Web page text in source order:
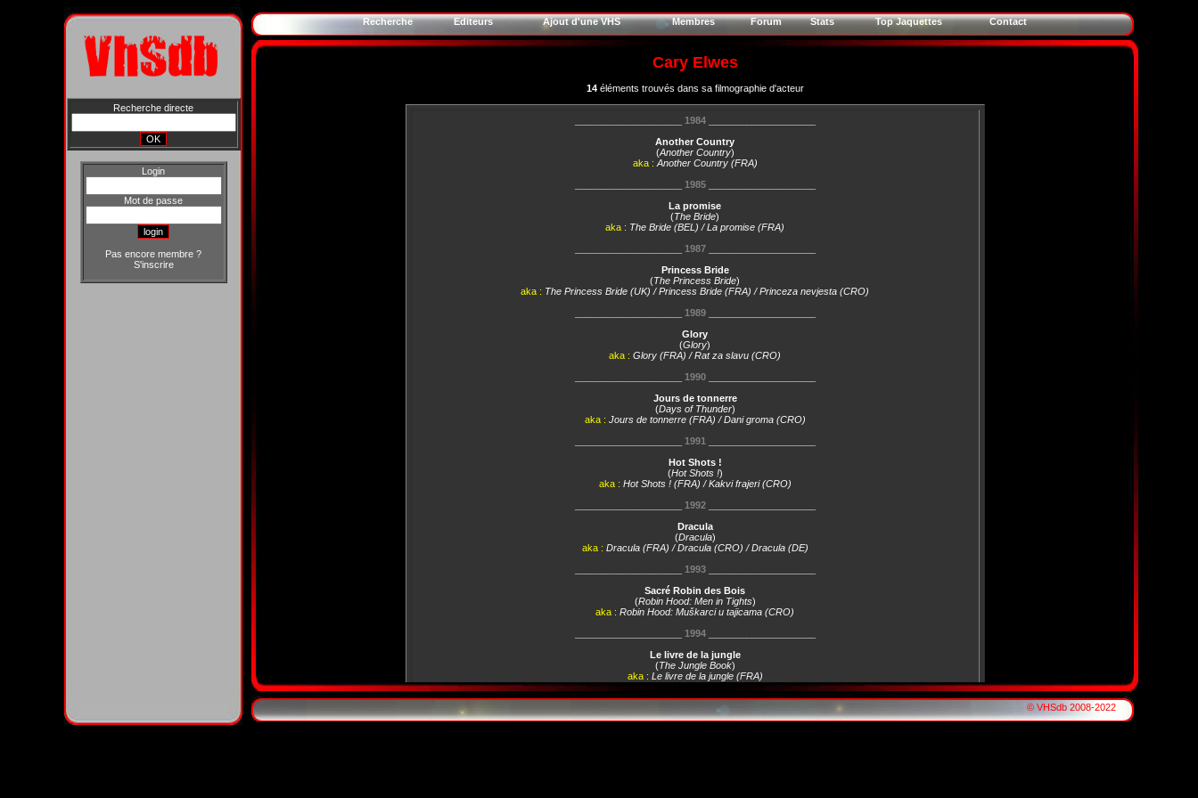
Recherche directe
Login
Mot de passe
Pas encore membre ?
S'inscrire
Recherche Editeurs Ajout d'une VHS Membres Forum Stats Top Jaquettes Contact
Cary Elwes
14éléments trouvés dans sa filmographie d'acteur
1984____________________
Another Country
(Another Country)
aka : Another Country (FRA)
1985____________________
La promise
(The Bride)
aka : The Bride (BEL) / La promise (FRA)
1987____________________
Princess Bride
(The Princess Bride)
aka : The Princess Bride (UK) / Princess Bride (FRA) / Princeza nevjesta (CRO)
1989____________________
Glory
(Glory)
aka : Glory (FRA) / Rat za slavu (CRO)
1990____________________
Jours de tonnerre
(Days of Thunder)
aka : Jours de tonnerre (FRA) / Dani groma (CRO)
1991
Hot Shots !
(Hot Shots !)
aka : Hot Shots ! (FRA) / Kakvi frajeri (CRO)
1992____________________
Dracula
(Dracula)
aka : Dracula (FRA) / Dracula (CRO) / Dracula (DE)
1993____________________
Sacré Robin des Bois
(Robin Hood: Men in Tights)
aka : Robin Hood: Muškarci u tajicama (CRO)
1994____________________
Le livre de la jungle
(The Jungle Book)
aka : Le livre de la jungle (FRA)
____________________1996____________________
Twister
© VHSdb 2008-2022